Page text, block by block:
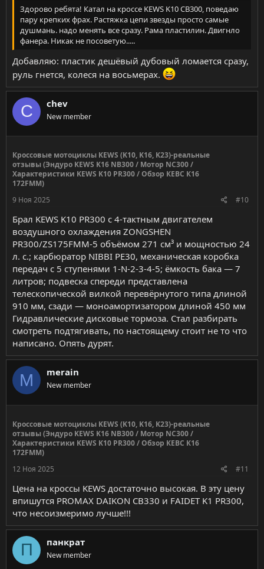
Здорово ребята! Катал на кроссе KEWS K10 CB300, поведаю
пару крепких фрах. Растяжка цепи звезды просто самые
душмань. надо менять все сразу. Рама пластилин. Двигнло
фанера. Никак не посоветую.....
Добавляю: пластик дешёвый дубовый ломается сразу,
руль гнется, колеся на восьмерах.
C chev
New member
Кроссовые мотоциклы KEWS (K10, K16, K23)-реальные
отзывы (Эндуро KEWS K16 NB300 / Мотор NC300 /
Характеристики KEWS K10 PR300 / Обзор КЕВС К16
172FMM)
9 Ноя 2025
#10
Брал KEWS K10 PR300 с 4-тактным двигателем
воздушного охлаждения ZONGSHEN
PR300/ZS175FMM-5 объёмом 271 см³ и мощностью 24
л. с.; карбюратор NIBBI PE30, механическая коробка
передач с 5 ступенями 1-N-2-3-4-5; ёмкость бака — 7
литров; подвеска спереди представлена
телескопической вилкой перевёрнутого типа длиной
910 мм, сзади — моноамортизатором длиной 450 мм
Гидравлические дисковые тормоза. Стал разбирать
смотреть подтягивать, по настоящему стоит не то что
написано. Опять дурят.
M merain
New member
Кроссовые мотоциклы KEWS (K10, K16, K23)-реальные
отзывы (Эндуро KEWS K16 NB300 / Мотор NC300 /
Характеристики KEWS K10 PR300 / Обзор КЕВС К16
172FMM)
12 Ноя 2025
#11
Цена на кроссы KEWS достаточно высокая. В эту цену
впишутся PROMAX DAIKON CB330 и FAIDET K1 PR300,
что несоизмеримо лучше!!!
П панкрат
New member